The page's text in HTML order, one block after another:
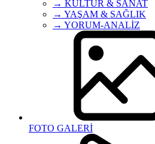
→ KÜLTÜR & SANAT
→ YAŞAM & SAĞLIK
→ YORUM-ANALİZ
FOTO GALERİ